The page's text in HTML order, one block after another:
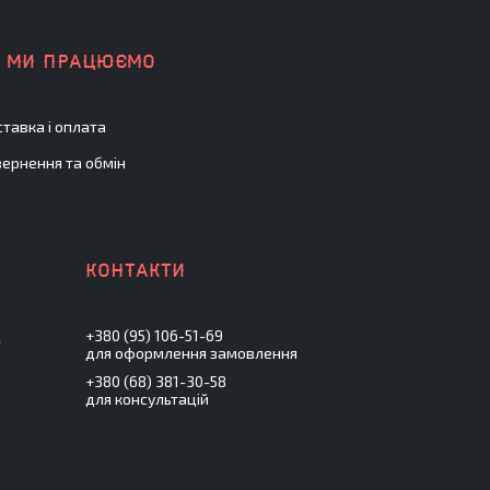
МИ ПРАЦЮЄМО
і оплата
та обмін
+380 (95) 106-51-69
для оформлення замовлення
+380 (68) 381-30-58
для консультацій